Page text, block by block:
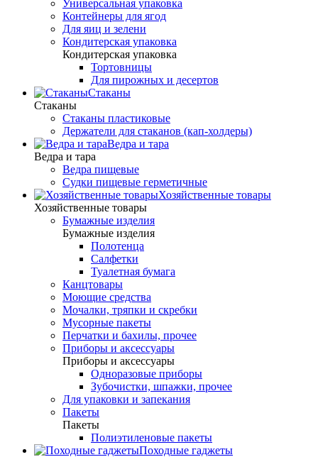
Универсальная упаковка
Контейнеры для ягод
Для яиц и зелени
Кондитерская упаковка
Кондитерская упаковка
Тортовницы
Для пирожных и десертов
Стаканы
Стаканы
Стаканы пластиковые
Держатели для стаканов (кап-холдеры)
Ведра и тара
Ведра и тара
Ведра пищевые
Судки пищевые герметичные
Хозяйственные товары
Хозяйственные товары
Бумажные изделия
Бумажные изделия
Полотенца
Салфетки
Туалетная бумага
Канцтовары
Моющие средства
Мочалки, тряпки и скребки
Мусорные пакеты
Перчатки и бахилы, прочее
Приборы и аксессуары
Приборы и аксессуары
Одноразовые приборы
Зубочистки, шпажки, прочее
Для упаковки и запекания
Пакеты
Пакеты
Полиэтиленовые пакеты
Походные гаджеты